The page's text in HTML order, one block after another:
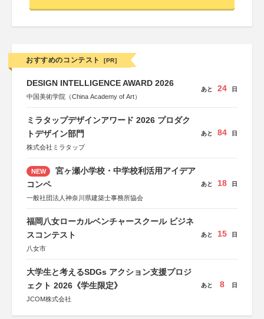
おすすめのコンテスト [PR]
DESIGN INTELLIGENCE AWARD 2026
中国美術学院（China Academy of Art）
あと 24 日
ミラタップデザインアワード 2026 プロダク
トデザイン部門
株式会社ミラタップ
あと 84 日
NEW
宮ヶ瀬小学校・中学校利活用アイデア
コンペ
一般社団法人神奈川県建築士事務所協会
あと 18 日
福岡八女ローカルベンチャースクール ビジネ
スコンテスト
八女市
あと 15 日
大学生と考えるSDGs アクション支援プロジ
ェクト 2026《学生限定》
JCOM株式会社
あと 8 日